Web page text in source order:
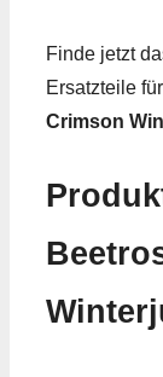
Finde jetzt
Ersatzteile
Crimson